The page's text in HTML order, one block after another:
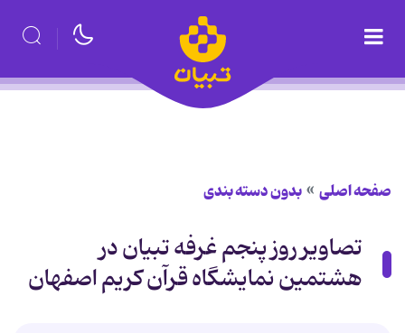
صفحه اصلی بدون دسته بندی
تصاویر روز پنجم غرفه تبیان در
هشتمین نمایشگاه قرآن کریم اصفهان